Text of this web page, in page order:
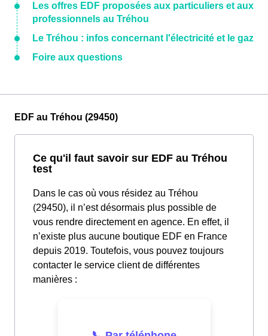
Les offres EDF proposées aux particuliers et aux
professionnels au Tréhou
Le Tréhou : infos concernant l'électricité et le gaz
Foire aux questions
EDF au Tréhou (29450)
Ce qu'il faut savoir sur EDF au Tréhou
test
Dans le cas où vous résidez au Tréhou
(29450), il n’est désormais plus possible de
vous rendre directement en agence. En effet, il
n’existe plus aucune boutique EDF en France
depuis 2019. Toutefois, vous pouvez toujours
contacter le service client de différentes
manières :